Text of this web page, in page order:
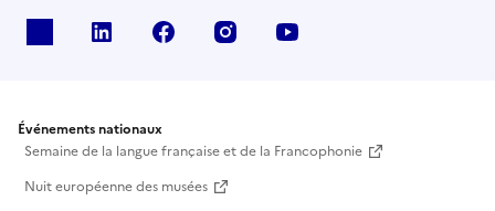
Linkedin Facebook Instagram
Événements nationaux
Semaine de la langue française et de la Francophonie
Nuit européenne des musées